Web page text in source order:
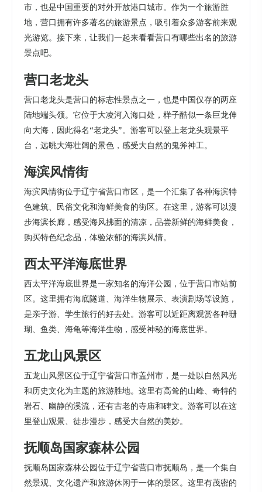
市，也是中国重要的对外开放港口城市。作为一个旅游胜
地，营口拥有许多著名的旅游景点，吸引着众多游客前来观
光游览。接下来，让我们一起来看看营口有哪些出名的旅游
景点吧。
营口老龙头
营口老龙头是营口的标志性景点之一，也是中国仅存的两座
陆地端头领。它位于大凌河入海口处，样子酷似一条巨龙伸
向大海，因此得名“老龙头”。游客可以登上老龙头观景平
台，远眺大海壮阔的景色，感受大自然的鬼斧神工。
海滨风情街
海滨风情街位于辽宁省营口市区，是一个汇集了各种海滨特
色建筑、民俗文化和海鲜美食的街区。在这里，游客可以漫
步海滨长廊，感受海风拂面的清凉，品尝新鲜的海鲜美食，
购买特色纪念品，体验浓郁的海滨风情。
西太平洋海底世界
西太平洋海底世界是一家知名的海洋公园，位于营口市站前
区。这里拥有海底隧道、海洋生物展示、表演剧场等设施，
是亲子游、学生旅行的好去处。游客可以近距离观赏各种珊
瑚、鱼类、海龟等海洋生物，感受神秘的海底世界。
五龙山风景区
五龙山风景区位于辽宁省营口市盖州市，是一处以自然风光
和历史文化为主题的旅游胜地。这里有高耸的山峰、奇特的
岩石、幽静的溪流，还有古老的寺庙和碑文。游客可以在这
里登山观景、徒步漫步，感受大自然的美妙。
抚顺岛国家森林公园
抚顺岛国家森林公园位于辽宁省营口市抚顺岛，是一个集自
然景观、文化遗产和旅游休闲于一体的景区。这里有茂密的